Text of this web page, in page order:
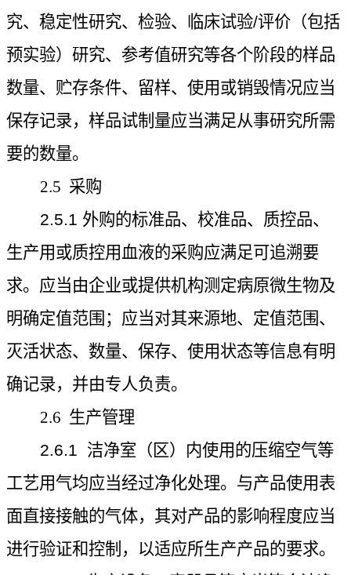
究、稳定性研究、检验、临床试验/评价（包括
预实验）研究、参考值研究等各个阶段的样品
数量、贮存条件、留样、使用或销毁情况应当
保存记录，样品试制量应当满足从事研究所需
要的数量。
2.5 采购
2.5.1 外购的标准品、校准品、质控品、
生产用或质控用血液的采购应满足可追溯要
求。应当由企业或提供机构测定病原微生物及
明确定值范围；应当对其来源地、定值范围、
灭活状态、数量、保存、使用状态等信息有明
确记录，并由专人负责。
2.6 生产管理
2.6.1 洁净室（区）内使用的压缩空气等
工艺用气均应当经过净化处理。与产品使用表
面直接接触的气体，其对产品的影响程度应当
进行验证和控制，以适应所生产产品的要求。